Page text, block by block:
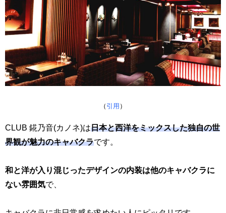
（ 引用 ）
CLUB 錵乃音(カノネ)は日本と西洋をミックスした独自の世
界観が魅力のキャバクラです。
和と洋が入り混じったデザインの内装は他のキャバクラに
ない雰囲気で、